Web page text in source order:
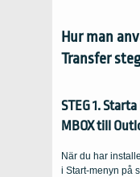
Hur man
Transfer
STEG 1.
MBOX till
När du har
i Start-menyn på